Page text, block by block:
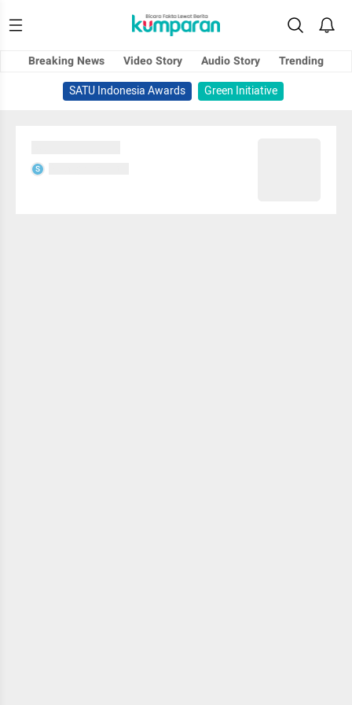
Breaking News Video Story Audio Story
Trending
SATU Indonesia Awards
Green Initiative
S